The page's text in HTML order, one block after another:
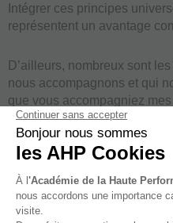
Intégrer ces principes
représentent un avantage
D’ailleurs, nombreux sont
nous accompagnons et qui
que vous accompagniez
que j’ai un avantage
Une fois que vous avez
sentez :